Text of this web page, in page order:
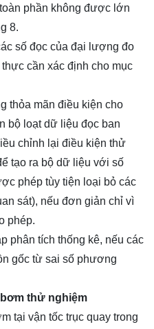
phần không được lớn
8.
số đọc của đại lượng đo
cần xác định cho mục
thỏa mãn điều kiện cho
bộ loạt dữ liệu đọc ban
chỉnh lại điều kiện thử
tạo ra bộ dữ liệu với số
phép tùy tiện loại bỏ các
sát), nếu đơn giản chỉ vì
phép.
phân tích thống kê, nếu các
gốc từ sai số phương
bơm thử nghiệm
tại vận tốc trục quay trong